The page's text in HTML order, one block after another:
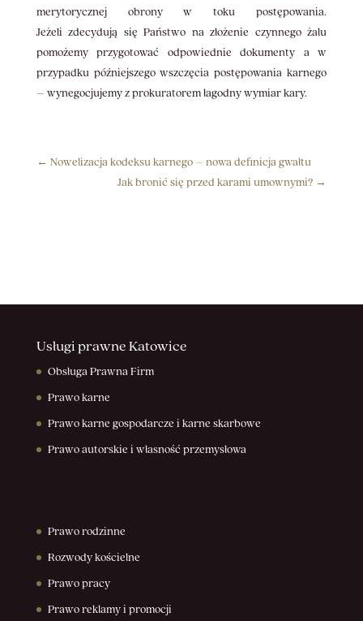
merytorycznej obrony w toku postępowania.
Jeżeli zdecydują się Państwo na złożenie czynnego żalu
pomożemy przygotować odpowiednie dokumenty a w
przypadku późniejszego wszczęcia postępowania karnego
– wynegocjujemy z prokuratorem łagodny wymiar kary.
← Nowelizacja kodeksu karnego – nowa definicja gwałtu
Jak bronić się przed karami umownymi? →
Usługi prawne Katowice
Obsługa Prawna Firm
Prawo karne
Prawo karne gospodarcze i karne skarbowe
Prawo autorskie i własność przemysłowa
Prawo rodzinne
Rozwody kościelne
Prawo pracy
Prawo reklamy i promocji